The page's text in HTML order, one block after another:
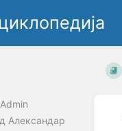
Admin
Александар